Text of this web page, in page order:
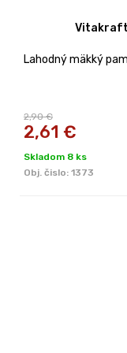
Vitakraft
Lahodný mäkký
2,90 €
2,61 €
Skladom 8 ks
Obj. čislo: 1373